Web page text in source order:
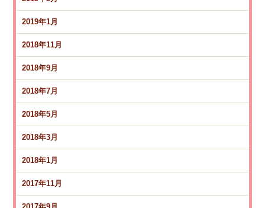
2019年1月
2018年11月
2018年9月
2018年7月
2018年5月
2018年3月
2018年1月
2017年11月